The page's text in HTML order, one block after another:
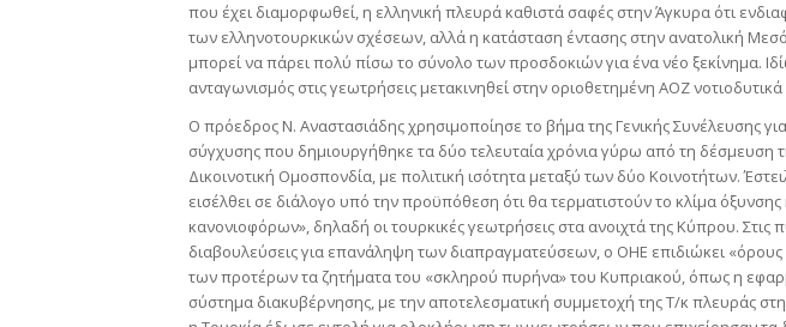
που έχει διαμορφωθεί, η ελληνική πλευρά καθιστά σαφές στην Άγκυρα ότι
των ελληνοτουρκικών σχέσεων, αλλά η κατάσταση έντασης στην ανατολική
μπορεί να πάρει πολύ πίσω το σύνολο των προσδοκιών για ένα νέο ξεκίνημα.
ανταγωνισμός στις γεωτρήσεις μετακινηθεί στην οριοθετημένη ΑΟΖ
Ο πρόεδρος Ν. Αναστασιάδης χρησιμοποίησε το βήμα της Γενικής Συνέλευσης
σύγχυσης που δημιουργήθηκε τα δύο τελευταία χρόνια γύρω από τη δέσμευση
Δικοινοτική Ομοσπονδία, με πολιτική ισότητα μεταξύ των δύο Κοινοτήτων.
εισέλθει σε διάλογο υπό την προϋπόθεση ότι θα τερματιστούν το κλίμα όξυνσης
κανονιοφόρων», δηλαδή οι τουρκικές γεωτρήσεις στα ανοιχτά της Κύπρου. Στις
διαβουλεύσεις για επανάληψη των διαπραγματεύσεων, ο ΟΗΕ επιδιώκει «όρους
των προτέρων τα ζητήματα του «σκληρού πυρήνα» του Κυπριακού, όπως η
σύστημα διακυβέρνησης, με την αποτελεσματική συμμετοχή της Τ/κ πλευράς